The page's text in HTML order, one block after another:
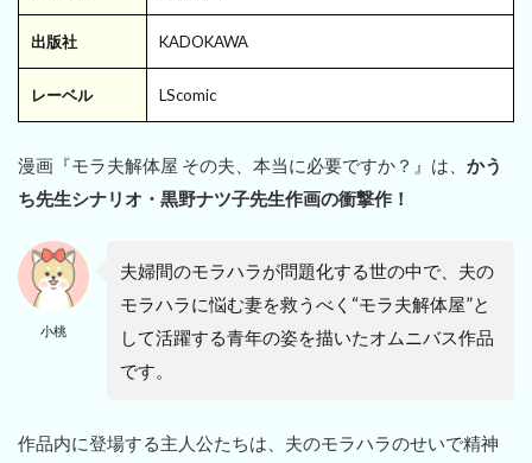
出版社 KADOKAWA
レーベル LScomic
漫画『モラ夫解体屋 その夫、本当に必要ですか？』は、 かう
ち先生シナリオ・黒野ナツ子先生作画の衝撃作！
小桃
夫婦間のモラハラが問題化する世の中で、夫の
モラハラに悩む妻を救うべく“モラ夫解体屋”と
して活躍する青年の姿を描いたオムニバス作品
です。
作品内に登場する主人公たちは、夫のモラハラのせいで精神